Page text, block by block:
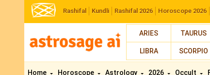
Rashifal Kundli Rashifal 2026 Horoscope 2026
ARIES TAURUS
LIBRA SCORPIO
Home Horoscope Astrology 2026 Occult